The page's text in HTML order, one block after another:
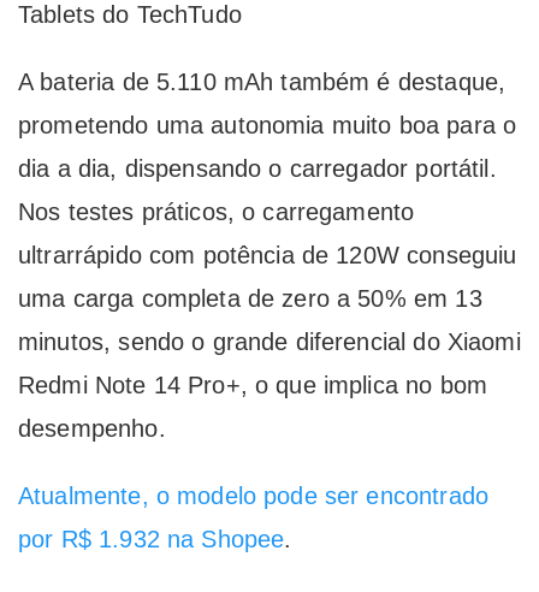
Tablets do TechTudo
A bateria de 5.110 mAh também é destaque,
prometendo uma autonomia muito boa para o
dia a dia, dispensando o carregador portátil.
Nos testes práticos, o carregamento
ultrarrápido com potência de 120W conseguiu
uma carga completa de zero a 50% em 13
minutos, sendo o grande diferencial do Xiaomi
Redmi Note 14 Pro+, o que implica no bom
desempenho.
Atualmente, o modelo pode ser encontrado
por R$ 1.932 na Shopee.